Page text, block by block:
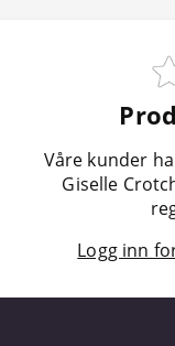
Våre kunder
Giselle
Logg inn